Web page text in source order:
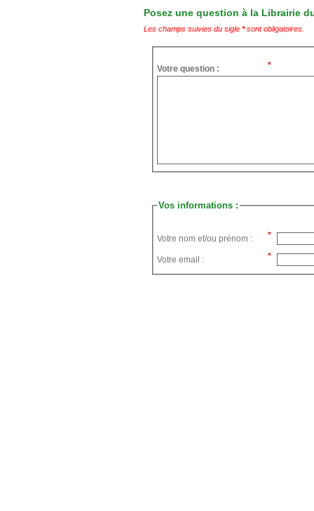
Posez une question à la Librairie
Les champs suivies du sigle *sont obligatoires.
Votre question :
Vos informations :
Votre nom et/ou prénom :
Votre email :